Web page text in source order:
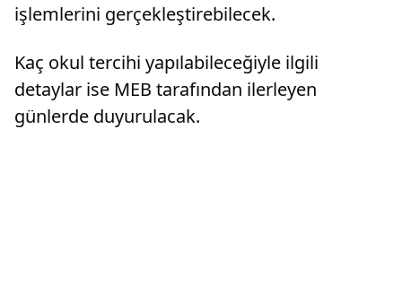
işlemlerini gerçekleştirebilecek.
Kaç okul tercihi yapılabileceğiyle ilgili
detaylar ise MEB tarafından ilerleyen
günlerde duyurulacak.